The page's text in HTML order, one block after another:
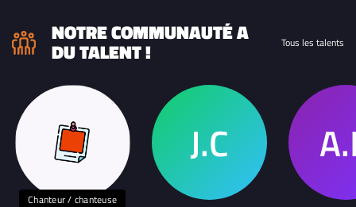
NOTRE COMMUNAUTÉ A
DU TALENT ! Tous les talents
Chanteur / chanteuse